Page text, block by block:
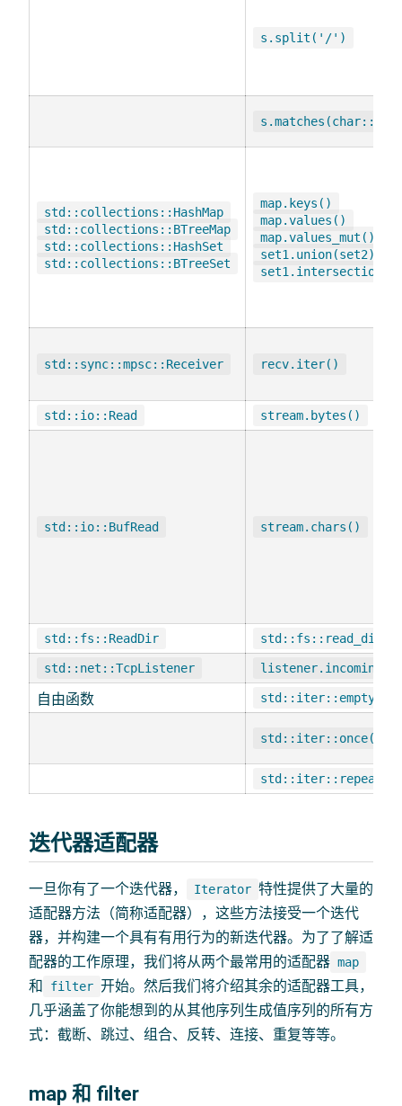
s.split('/')
std::collections::HashMap
std::collections::BTreeMap
std::collections::HashSet
std::collections::BTreeSet
map.keys()
map.values()
map.values_mut()
set1.union(set2)
std::sync::mpsc::Receiver recv.iter()
std::io::Read stream.bytes()
std::io::BufRead stream.chars()
std::fs::ReadDir
std::net::TcpListener listener.incoming()
自由函数 std::iter::empty()
std::iter::once(5)
迭代器适配器
一旦你有了一个迭代器， Iterator 特性提供了大量的
适配器方法（简称适配器），这些方法接受一个迭代
器，并构建一个具有有用行为的新迭代器。为了了解适
配器的工作原理，我们将从两个最常用的适配器 map
和 filter 开始。然后我们将介绍其余的适配器工具，
几乎涵盖了你能想到的从其他序列生成值序列的所有方
式：截断、跳过、组合、反转、连接、重复等等。
map 和 filter